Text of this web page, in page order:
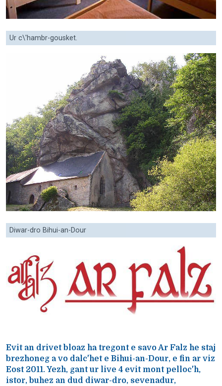
Ur c\'hambr-gousket.
Diwar-dro Bihui-an-Dour
Evit an drivet bloaz ha tregont e savo Ar Falz he staj
brezhoneg a vo dalc'het e Bihui-an-Dour, e fin ar viz
Eost 2011. Yezh, gant ur live 4 evit mont pelloc'h,
istor, buhez an dud diwar-dro, sevenadur,